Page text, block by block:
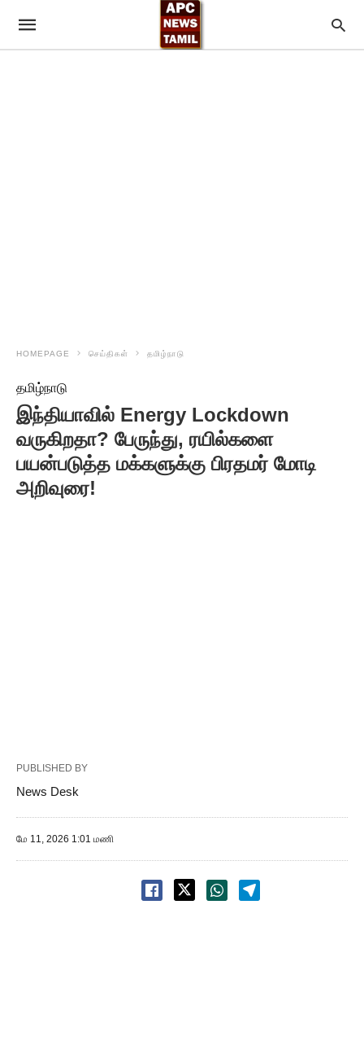
HOMEPAGE செய்திகள் தமிழ்நாடு
தமிழ்நாடு
இந்தியாவில் Energy Lockdown
வருகிறதா? பேருந்து, ரயில்களை
பயன்படுத்த மக்களுக்கு பிரதமர் மோடி
அறிவுரை!
PUBLISHED BY
News Desk
மே 11, 2026 1:01 மணி